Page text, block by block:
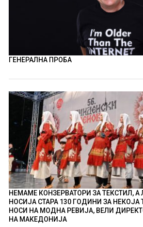
ГЕНЕРАЛНА ПРОБА
НЕМАМЕ КОНЗЕРВАТОРИ ЗА ТЕКСТИЛ, А
НОСИЈА СТАРА 130 ГОДИНИ ЗА НЕКОЈА
НОСИ НА МОДНА РЕВИЈА, ВЕЛИ
НА МАКЕДОНИЈА